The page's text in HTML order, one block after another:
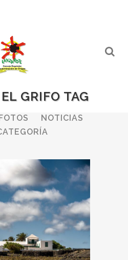
GRIFO TAG
BOLETINES
NOTICIAS